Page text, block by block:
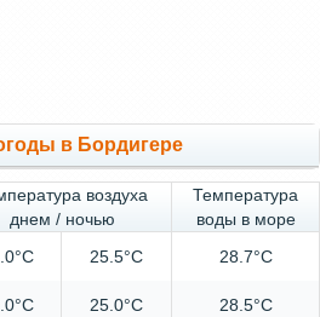
в Бордигере
воздуха
днем / ночью
Температура
воды в море
25.5°C 28.7°C
25.0°C 28.5°C